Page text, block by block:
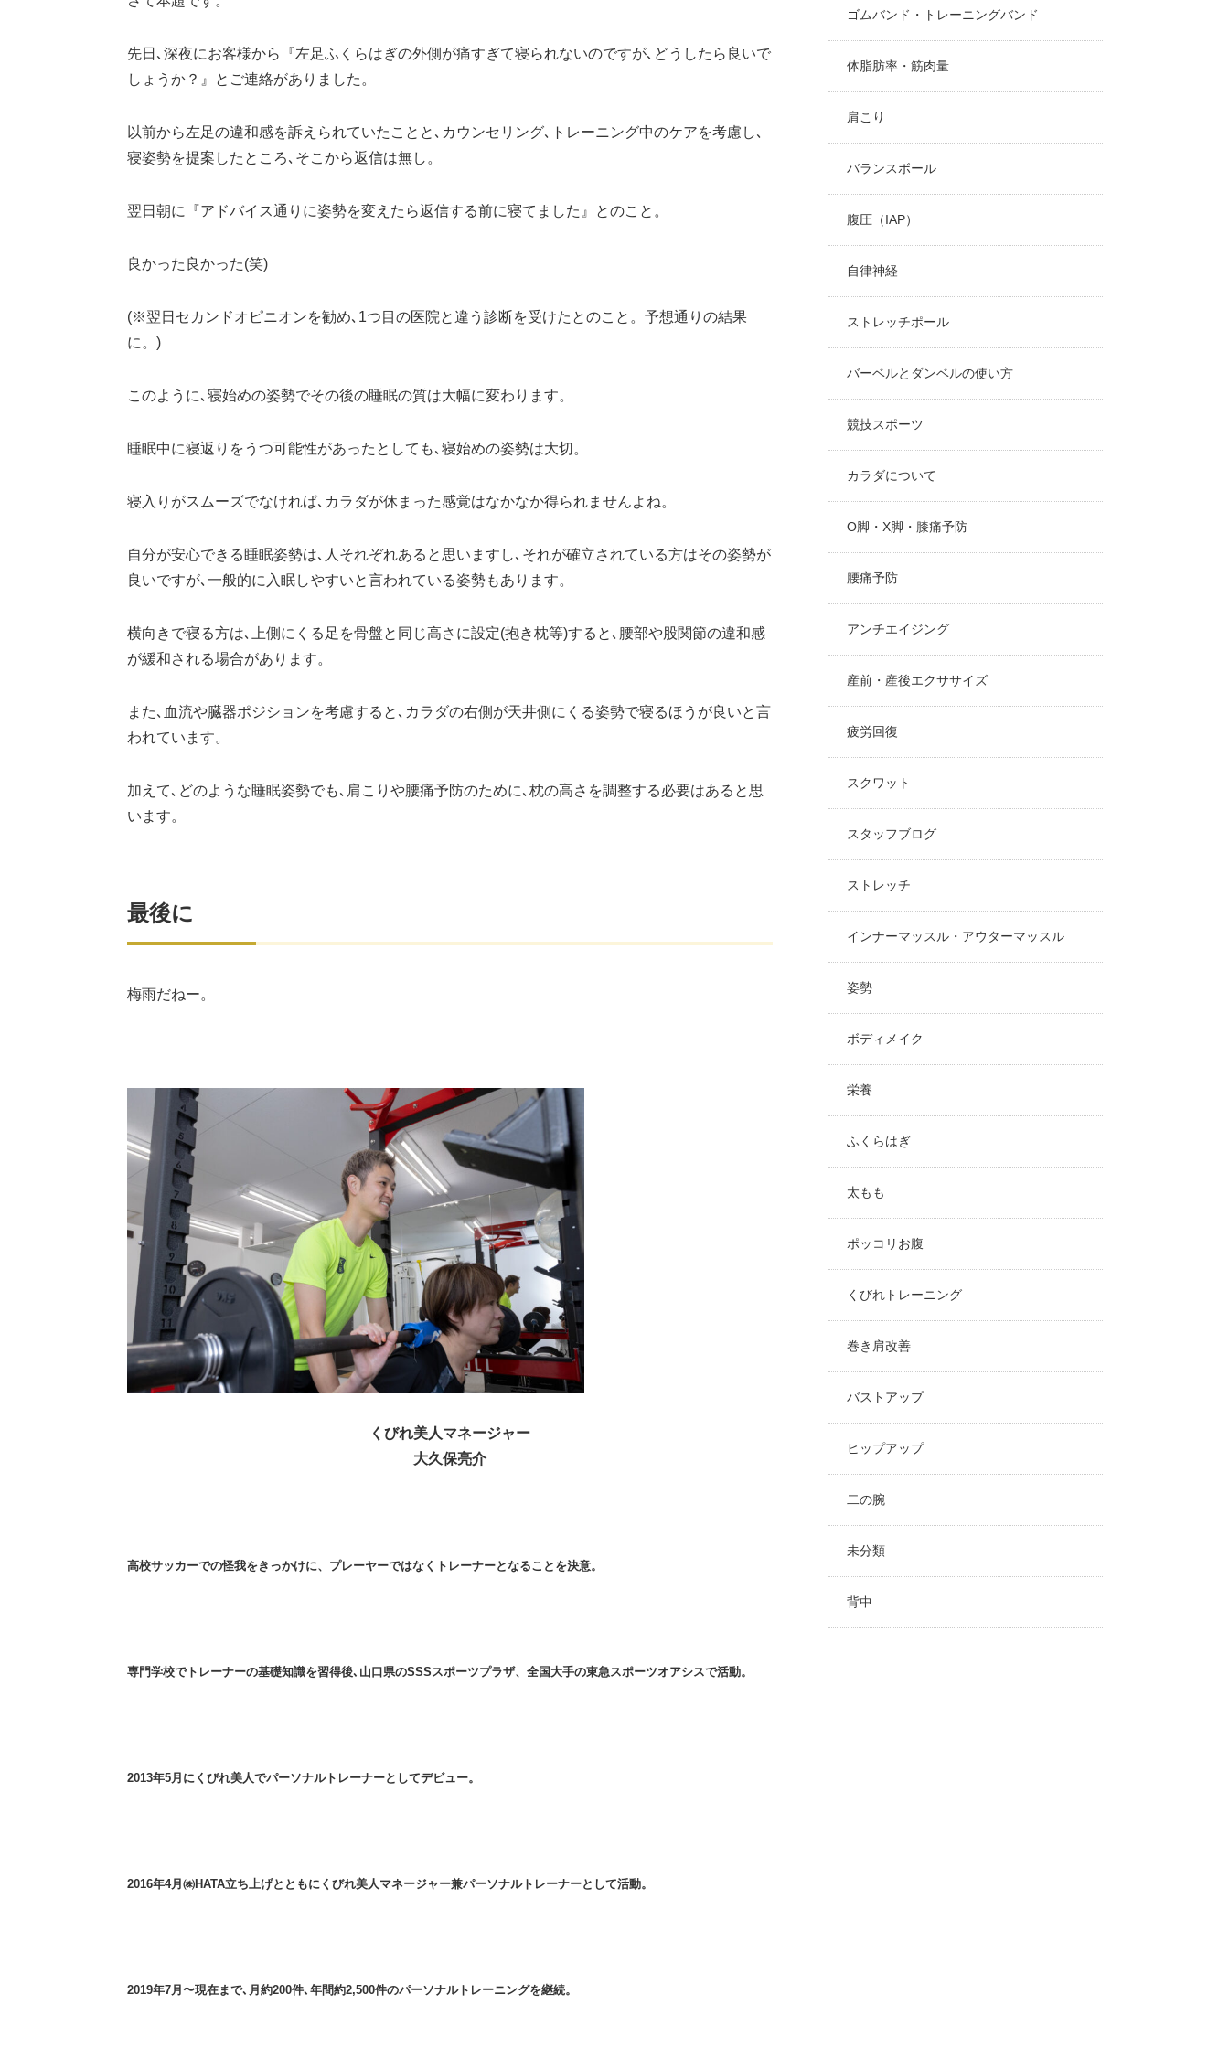
先日､深夜にお客様から『左足ふくらはぎの外側が痛すぎて寝られないのですが､どうしたら良いで
しょうか？』とご連絡がありました。
以前から左足の違和感を訴えられていたことと､カウンセリング､トレーニング中のケアを考慮し､
寝姿勢を提案したところ､そこから返信は無し。
翌日朝に『アドバイス通りに姿勢を変えたら返信する前に寝てました』とのこと。
良かった良かった(笑)
(※翌日セカンドオピニオンを勧め､1つ目の医院と違う診断を受けたとのこと。予想通りの結果
に。)
このように､寝始めの姿勢でその後の睡眠の質は大幅に変わります。
睡眠中に寝返りをうつ可能性があったとしても､寝始めの姿勢は大切。
寝入りがスムーズでなければ､カラダが休まった感覚はなかなか得られませんよね。
自分が安心できる睡眠姿勢は､人それぞれあると思いますし､それが確立されている方はその姿勢が
良いですが､一般的に入眠しやすいと言われている姿勢もあります。
横向きで寝る方は､上側にくる足を骨盤と同じ高さに設定(抱き枕等)すると､腰部や股関節の違和感
が緩和される場合があります。
また､血流や臓器ポジションを考慮すると､カラダの右側が天井側にくる姿勢で寝るほうが良いと言
われています。
加えて､どのような睡眠姿勢でも､肩こりや腰痛予防のために､枕の高さを調整する必要はあると思
います。
最後に
梅雨だねー。
くびれ美人マネージャー
大久保亮介
高校サッカーでの怪我をきっかけに、プレーヤーではなくトレーナーとなることを決意。
専門学校でトレーナーの基礎知識を習得後､山口県のSSSスポーツプラザ、全国大手の東急スポーツオアシスで活動。
2013年5月にくびれ美人でパーソナルトレーナーとしてデビュー。
2016年4月㈱HATA立ち上げとともにくびれ美人マネージャー兼パーソナルトレーナーとして活動。
2019年7月〜現在まで､月約200件､年間約2,500件のパーソナルトレーニングを継続。
ゴムバンド・トレーニングバンド
体脂肪率・筋肉量
肩こり
バランスボール
腹圧（IAP）
自律神経
ストレッチポール
バーベルとダンベルの使い方
競技スポーツ
カラダについて
O脚・X脚・膝痛予防
腰痛予防
アンチエイジング
産前・産後エクササイズ
疲労回復
スクワット
スタッフブログ
ストレッチ
インナーマッスル・アウターマッスル
姿勢
ボディメイク
栄養
ふくらはぎ
太もも
ポッコリお腹
くびれトレーニング
巻き肩改善
バストアップ
ヒップアップ
二の腕
未分類
背中